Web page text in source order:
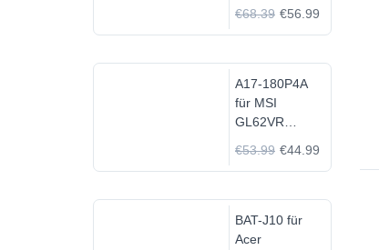
€68.39 €56.99
A17-180P4A
für MSI
GL62VR
€53.99 €44.99
BAT-J10 für
Acer